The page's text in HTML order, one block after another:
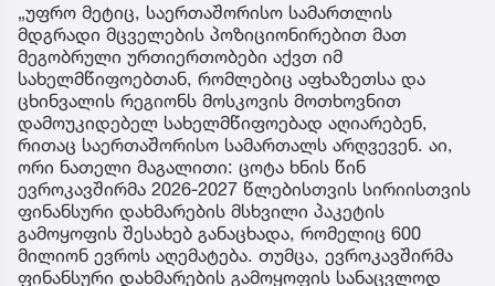
„უფრო მეტიც, საერთაშორისო სამართლის
მდგრადი მცველების პოზიციონირებით მათ
მეგობრული ურთიერთობები აქვთ იმ
სახელმწიფოებთან, რომლებიც აფხაზეთსა და
ცხინვალის რეგიონს მოსკოვის მოთხოვნით
დამოუკიდებელ სახელმწიფოებად აღიარებენ,
რითაც საერთაშორისო სამართალს არღვევენ. აი,
ორი ნათელი მაგალითი: ცოტა ხნის წინ
ევროკავშირმა 2026-2027 წლებისთვის სირიისთვის
ფინანსური დახმარების მსხვილი პაკეტის
გამოყოფის შესახებ განაცხადა, რომელიც 600
მილიონ ევროს აღემატება. თუმცა, ევროკავშირმა
ფინანსური დახმარების გამოყოფის სანაცვლოდ